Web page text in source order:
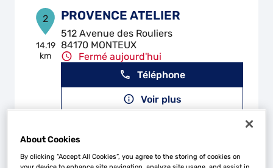
2
14.19
km
PROVENCE ATELIER
512 Avenue des Rouliers
84170 MONTEUX
Fermé aujourd'hui
Téléphone
Voir plus
3
About Cookies
By clicking “Accept All Cookies”, you agree to the storing of cookies on